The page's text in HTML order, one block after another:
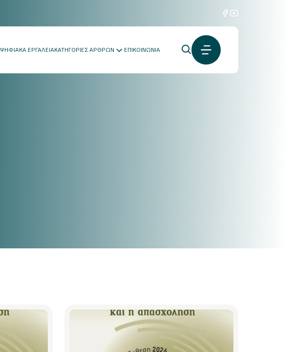
ΨΗΦΙΑΚΑ ΕΡΓΑΛΕΙΑΚΑΤΗΓΟΡΙΕΣ ΑΡΘΡΩΝ ΕΠΙΚΟΙΝΩΝΙΑ